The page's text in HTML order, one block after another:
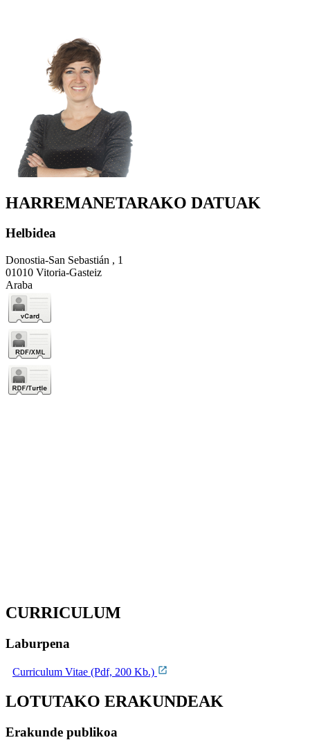
HARREMANETARAKO DATUAK
Helbidea
Donostia-San Sebastián , 1
01010 Vitoria-Gasteiz
Araba
CURRICULUM
Laburpena
Curriculum Vitae (Pdf, 200 Kb.)
LOTUTAKO ERAKUNDEAK
Erakunde publikoa